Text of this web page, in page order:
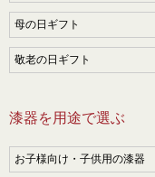
母の日ギフト
敬老の日ギフト
漆器を用途で選ぶ
お子様向け・子供用の漆器